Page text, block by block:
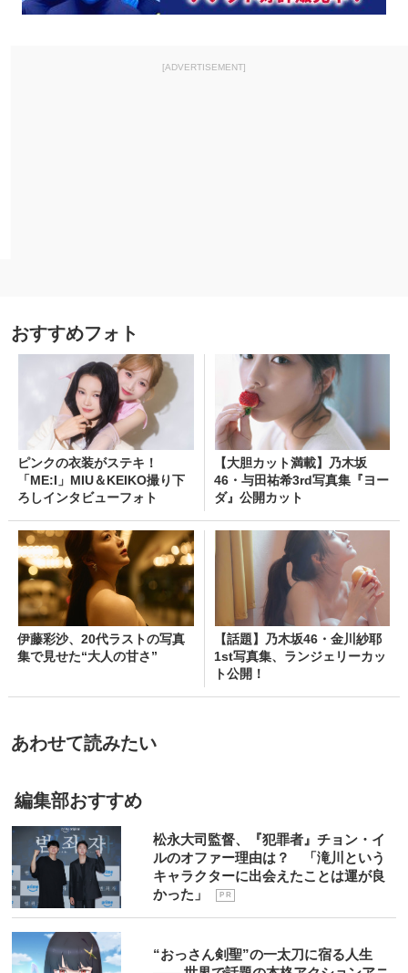
[ADVERTISEMENT]
おすすめフォト
ピンクの衣装がステキ！
「ME:I」MIU＆KEIKO撮り下
ろしインタビューフォト
【大胆カット満載】乃木坂
46・与田祐希3rd写真集『ヨー
ダ』公開カット
伊藤彩沙、20代ラストの写真
集で見せた“大人の甘さ”
【話題】乃木坂46・金川紗耶
1st写真集、ランジェリーカッ
ト公開！
あわせて読みたい
編集部おすすめ
松永大司監督、『犯罪者』チョン・イ
ルのオファー理由は？ 「滝川という
キャラクターに出会えたことは運が良
かった」
P R
“おっさん剣聖”の一太刀に宿る人生